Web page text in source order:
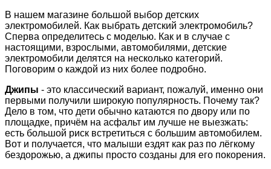
В нашем магазине большой выбор детских
электромобилей. Как выбрать детский электромобиль?
Сперва определитесь с моделью. Как и в случае с
настоящими, взрослыми, автомобилями, детские
электромобили делятся на несколько категорий.
Поговорим о каждой из них более подробно.
Джипы - это классический вариант, пожалуй, именно они
первыми получили широкую популярность. Почему так?
Дело в том, что дети обычно катаются по двору или по
площадке, причём на асфальт им лучше не выезжать:
есть большой риск встретиться с большим автомобилем.
Вот и получается, что малыши ездят как раз по лёгкому
бездорожью, а джипы просто созданы для его покорения.